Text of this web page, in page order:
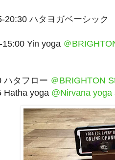
20:30 ハタヨガベーシッ
Yin yoga ＠
ハタフロー ＠BRIGHTON
Hatha yoga @Nirvana yoga